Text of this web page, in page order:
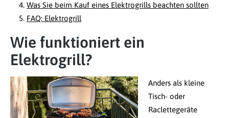
Was Sie beim Kauf eines Elektrogrills beachten sollten
FAQ: Elektrogrill
Wie funktioniert ein
Elektrogrill?
Anders als kleine
Tisch- oder
Raclettegeräte